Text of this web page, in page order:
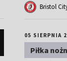
Bristol
05 SIERPNIA
Piłka